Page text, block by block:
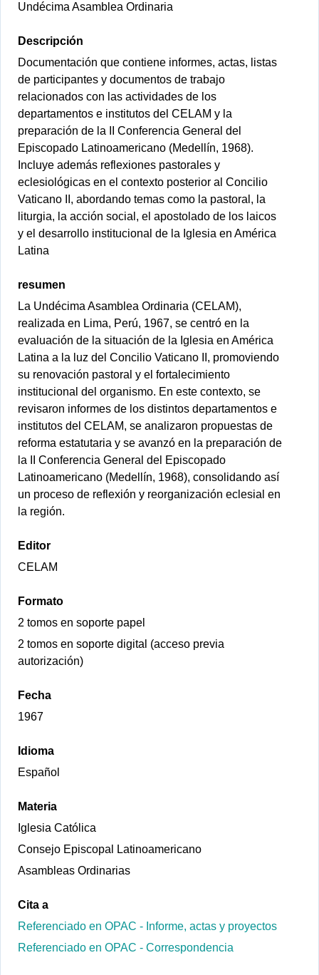
Undécima Asamblea Ordinaria
Descripción
Documentación que contiene informes, actas, listas
de participantes y documentos de trabajo
relacionados con las actividades de los
departamentos e institutos del CELAM y la
preparación de la II Conferencia General del
Episcopado Latinoamericano (Medellín, 1968).
Incluye además reflexiones pastorales y
eclesiológicas en el contexto posterior al Concilio
Vaticano II, abordando temas como la pastoral, la
liturgia, la acción social, el apostolado de los laicos
y el desarrollo institucional de la Iglesia en América
Latina
resumen
La Undécima Asamblea Ordinaria (CELAM),
realizada en Lima, Perú, 1967, se centró en la
evaluación de la situación de la Iglesia en América
Latina a la luz del Concilio Vaticano II, promoviendo
su renovación pastoral y el fortalecimiento
institucional del organismo. En este contexto, se
revisaron informes de los distintos departamentos e
institutos del CELAM, se analizaron propuestas de
reforma estatutaria y se avanzó en la preparación de
la II Conferencia General del Episcopado
Latinoamericano (Medellín, 1968), consolidando así
un proceso de reflexión y reorganización eclesial en
la región.
Editor
CELAM
Formato
2 tomos en soporte papel
2 tomos en soporte digital (acceso previa
autorización)
Fecha
1967
Idioma
Español
Materia
Iglesia Católica
Consejo Episcopal Latinoamericano
Asambleas Ordinarias
Cita a
Referenciado en OPAC - Informe, actas y proyectos
Referenciado en OPAC - Correspondencia